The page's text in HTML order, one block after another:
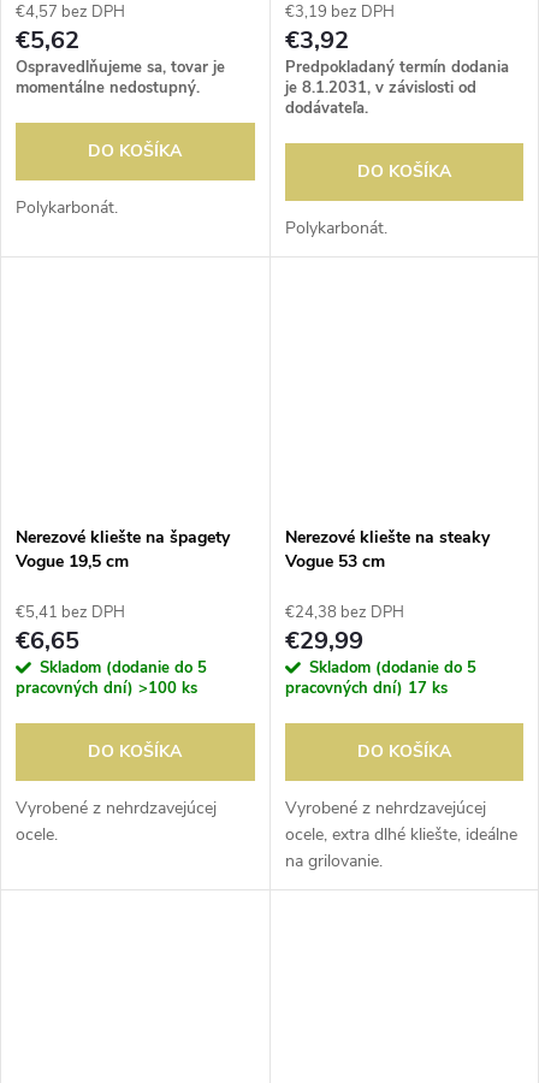
€4,57 bez DPH
€5,62
Ospravedlňujeme sa, tovar je
momentálne nedostupný.
DO KOŠÍKA
Polykarbonát.
€3,19 bez DPH
€3,92
Predpokladaný termín dodania
je 8.1.2031, v závislosti od
dodávateľa.
DO KOŠÍKA
Polykarbonát.
Nerezové kliešte na špagety
Vogue 19,5 cm
€5,41 bez DPH
€6,65
Skladom (dodanie do 5
pracovných dní) >100 ks
DO KOŠÍKA
Vyrobené z nehrdzavejúcej
ocele.
Nerezové kliešte na steaky
Vogue 53 cm
€24,38 bez DPH
€29,99
Skladom (dodanie do 5
pracovných dní) 17 ks
DO KOŠÍKA
Vyrobené z nehrdzavejúcej
ocele, extra dlhé kliešte, ideálne
na grilovanie.